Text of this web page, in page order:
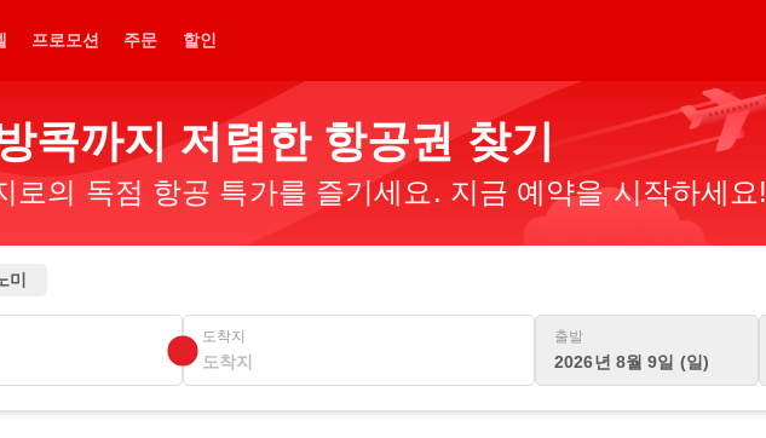
프로모션 주문 할인
콕까지 저렴한 항공권 찾기
로의 독점 항공 특가를 즐기세요. 지금 예약을 시작하세요!
미
도착지 출발
2026년 8월 9일 (일)